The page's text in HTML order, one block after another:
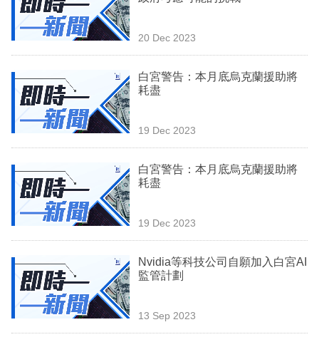
場
生
時
事
訂
閱
20 Dec 2023
白宮警告：本月底烏克蘭援助將
耗盡
19 Dec 2023
白宮警告：本月底烏克蘭援助將
耗盡
19 Dec 2023
Nvidia等科技公司自願加入白宮AI
監管計劃
13 Sep 2023